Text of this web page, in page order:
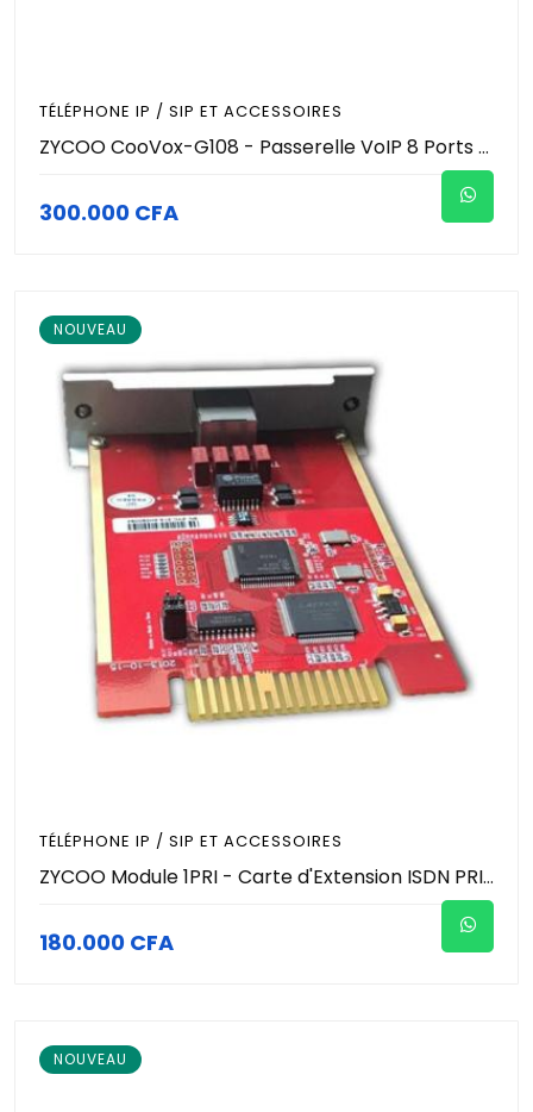
TÉLÉPHONE IP / SIP ET ACCESSOIRES
ZYCOO CooVox-G108 - Passerelle VoIP 8 Ports FXO - Gateway Analogique vers SIP - 8 Lignes RTC Simultanées - 2 Ports Ethernet - Passerelle Téléphonique IP Entrepris
300.000 CFA
NOUVEAU
TÉLÉPHONE IP / SIP ET ACCESSOIRES
ZYCOO Module 1PRI - Carte d'Extension ISDN PRI 1 Port T1/E1 - 30 Canaux Simultanés - Pour IP-PBX ZYCOO CooVox - Interface Téléphonique Numérique Pro
180.000 CFA
NOUVEAU